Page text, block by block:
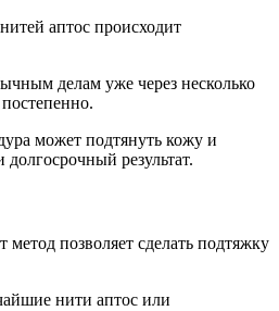
аптос происходит
делам уже через несколько
может подтянуть кожу и
результат.
позволяет сделать подтяжку
нити аптос или